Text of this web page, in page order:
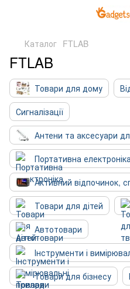
Каталог FTLAB
FTLAB
Товари для дому
Сигналізації
Антени та аксесуари
Портативна
Активний відпочинок,
Товари для дітей
Автотовари
Інструменти і
Товари для бізнесу